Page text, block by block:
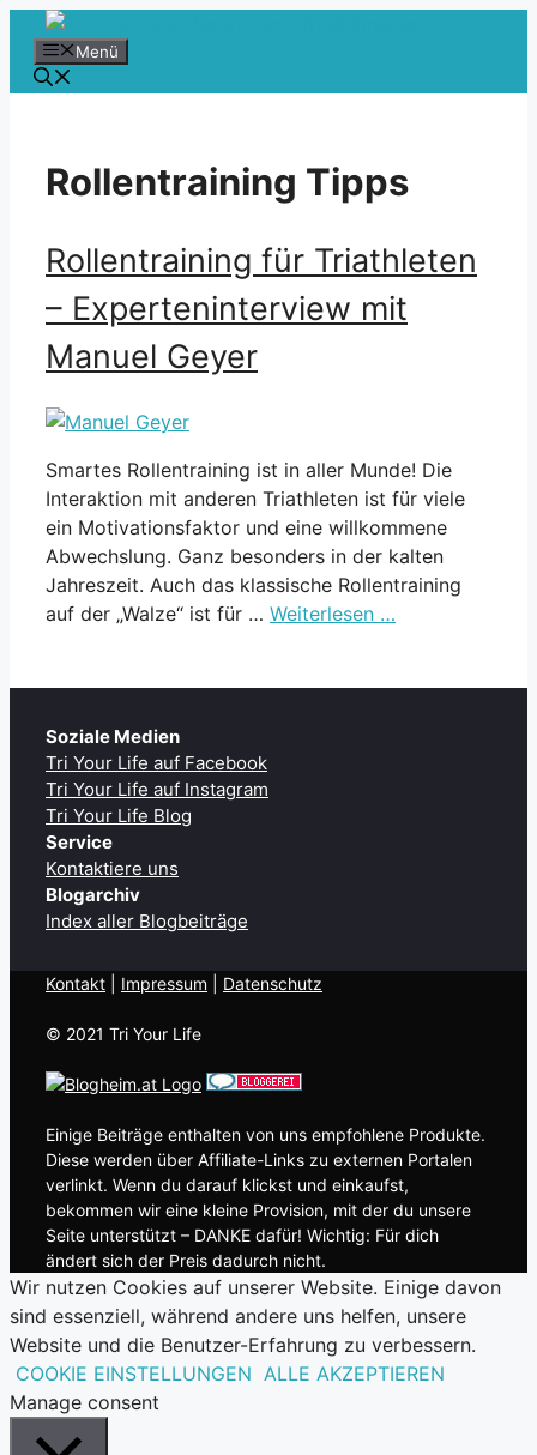
Zum
Inhalt
springen
Menü
Rollentraining Tipps
Rollentraining für Triathleten
– Experteninterview mit
Manuel Geyer
Smartes Rollentraining ist in aller Munde! Die
Interaktion mit anderen Triathleten ist für viele
ein Motivationsfaktor und eine willkommene
Abwechslung. Ganz besonders in der kalten
Jahreszeit. Auch das klassische Rollentraining
auf der „Walze“ ist für … Weiterlesen …
Soziale Medien
Tri Your Life auf Facebook
Tri Your Life auf Instagram
Tri Your Life Blog
Service
Kontaktiere uns
Blogarchiv
Index aller Blogbeiträge
Kontakt Impressum Datenschutz
© 2021 Tri Your Life
Einige Beiträge enthalten von uns empfohlene Produkte.
Diese werden über Affiliate-Links zu externen Portalen
verlinkt. Wenn du darauf klickst und einkaufst,
bekommen wir eine kleine Provision, mit der du unsere
Seite unterstützt – DANKE dafür! Wichtig: Für dich
ändert sich der Preis dadurch nicht.
Wir nutzen Cookies auf unserer Website. Einige davon
sind essenziell, während andere uns helfen, unsere
Website und die Benutzer-Erfahrung zu verbessern.
COOKIE EINSTELLUNGEN ALLE AKZEPTIEREN
Manage consent